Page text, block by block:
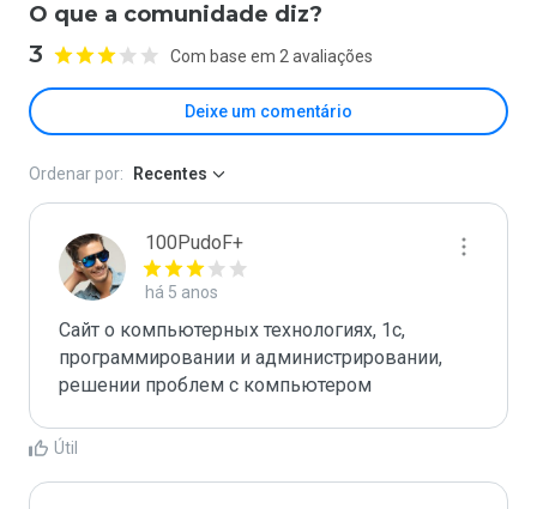
O que a comunidade diz?
3 Com base em 2 avaliações
Deixe um comentário
Ordenar por: Recentes
100PudoF+
há 5 anos
Сайт о компьютерных технологиях, 1с,
программировании и администрировании,
решении проблем с компьютером
Útil